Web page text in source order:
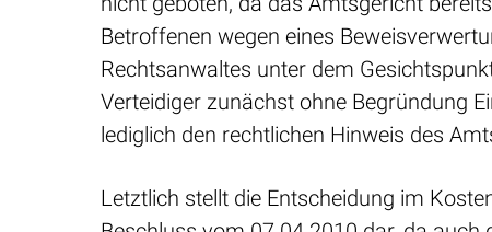
Betroffenen wegen eines
Rechtsanwaltes unter dem
Verteidiger zunächst ohne Begründung
lediglich den rechtlichen Hinweis des
Letztlich stellt die Entscheidung im